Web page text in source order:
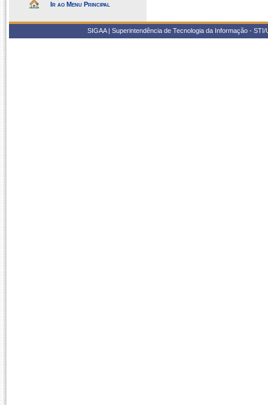
Ir ao Menu Principal
SIGAA | Superintendência de Tecnologia da Informação -